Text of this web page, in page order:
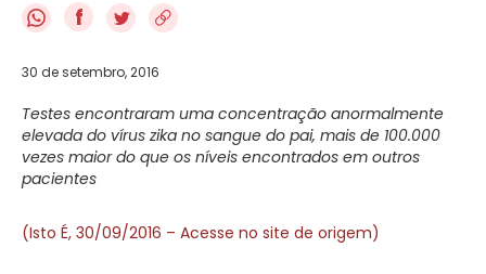
f
30 de setembro, 2016
Testes encontraram uma concentração anormalmente
elevada do vírus zika no sangue do pai, mais de 100.000
vezes maior do que os níveis encontrados em outros
pacientes
(Isto É, 30/09/2016 – Acesse no site de origem)